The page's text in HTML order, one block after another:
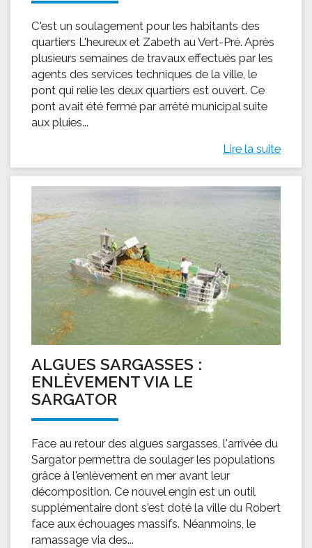
C'est un soulagement pour les habitants des
quartiers L'heureux et Zabeth au Vert-Pré. Après
plusieurs semaines de travaux effectués par les
agents des services techniques de la ville, le
pont qui relie les deux quartiers est ouvert. Ce
pont avait été fermé par arrêté municipal suite
aux pluies...
Lire la suite
ALGUES SARGASSES :
ENLÈVEMENT VIA LE
SARGATOR
Face au retour des algues sargasses, l'arrivée du
Sargator permettra de soulager les populations
grâce à l'enlèvement en mer avant leur
décomposition. Ce nouvel engin est un outil
supplémentaire dont s'est doté la ville du Robert
face aux échouages massifs. Néanmoins, le
ramassage via des...